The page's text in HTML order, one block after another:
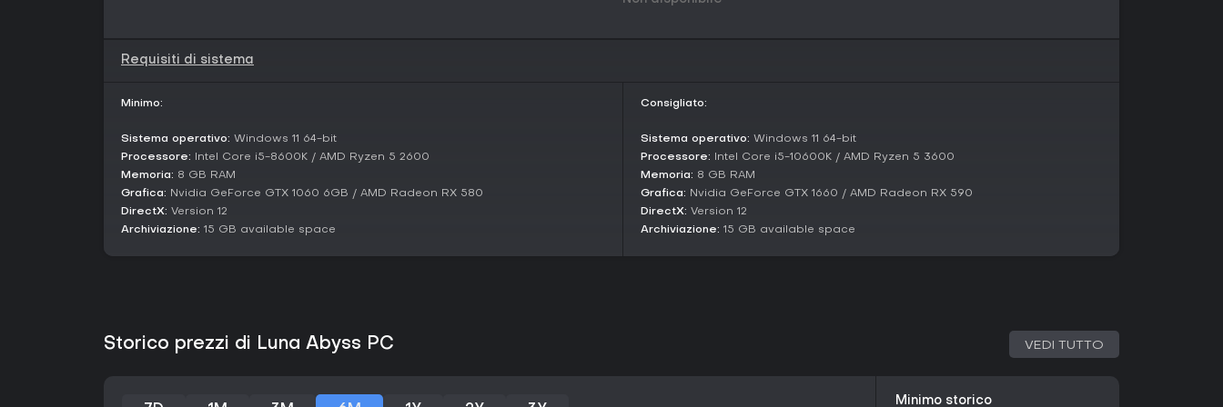
una colonia derelitta divorata da un abisso. Come Fawkes, recuperi tecnologie
e entità dormienti in attesa di una chiave. Questo intreccio crea un'atmosfera
tuo destino all'ambiente condannato.
Vale la pena giocarci?
Per i fan di FPS impegnativi con twist bullet hell e narrazione solida, Luna Abyss
si distingue come scelta intrigante. Impressioni recenti sulla demo ne lodano il
gameplay intenso e il level design accattivante, rendendolo ideale per chi ama
Requisiti di sistema
Minimo:
Sistema operativo: Windows 11 64-bit
Processore: Intel Core i5-8600K / AMD Ryzen 5 2600
Memoria: 8 GB RAM
Grafica: Nvidia GeForce GTX 1060 6GB / AMD Radeon RX 580
DirectX: Version 12
Archiviazione: 15 GB available space
Consigliato:
Sistema operativo: Windows 11 64-bit
Processore: Intel Core i5-10600K / AMD Ryzen 5 3600
Memoria: 8 GB RAM
Grafica: Nvidia GeForce GTX 1660 / AMD Radeon RX 590
DirectX: Version 12
Archiviazione: 15 GB available space
Storico prezzi di Luna Abyss PC VEDI TUTTO
Minimo storico